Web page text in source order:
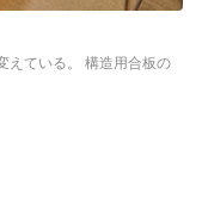
えている。 構造用合板の